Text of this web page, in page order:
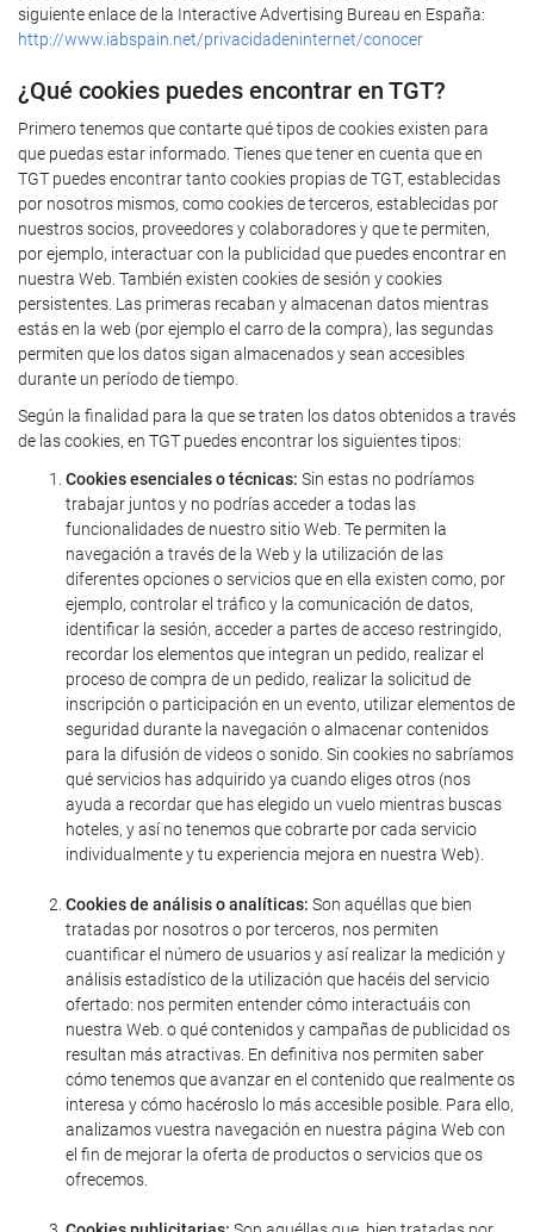
siguiente enlace de la Interactive Advertising Bureau en España:
http://www.iabspain.net/privacidadeninternet/conocer
¿Qué cookies puedes encontrar en TGT?
Primero tenemos que contarte qué tipos de cookies existen para
que puedas estar informado. Tienes que tener en cuenta que en
TGT puedes encontrar tanto cookies propias de TGT, establecidas
por nosotros mismos, como cookies de terceros, establecidas por
nuestros socios, proveedores y colaboradores y que te permiten,
por ejemplo, interactuar con la publicidad que puedes encontrar en
nuestra Web. También existen cookies de sesión y cookies
persistentes. Las primeras recaban y almacenan datos mientras
estás en la web (por ejemplo el carro de la compra), las segundas
permiten que los datos sigan almacenados y sean accesibles
durante un período de tiempo.
Según la finalidad para la que se traten los datos obtenidos a través
de las cookies, en TGT puedes encontrar los siguientes tipos:
Cookies esenciales o técnicas: Sin estas no podríamos
trabajar juntos y no podrías acceder a todas las
funcionalidades de nuestro sitio Web. Te permiten la
navegación a través de la Web y la utilización de las
diferentes opciones o servicios que en ella existen como, por
ejemplo, controlar el tráfico y la comunicación de datos,
identificar la sesión, acceder a partes de acceso restringido,
recordar los elementos que integran un pedido, realizar el
proceso de compra de un pedido, realizar la solicitud de
inscripción o participación en un evento, utilizar elementos de
seguridad durante la navegación o almacenar contenidos
para la difusión de videos o sonido. Sin cookies no sabríamos
qué servicios has adquirido ya cuando eliges otros (nos
ayuda a recordar que has elegido un vuelo mientras buscas
hoteles, y así no tenemos que cobrarte por cada servicio
individualmente y tu experiencia mejora en nuestra Web).
Cookies de análisis o analíticas: Son aquéllas que bien
tratadas por nosotros o por terceros, nos permiten
cuantificar el número de usuarios y así realizar la medición y
análisis estadístico de la utilización que hacéis del servicio
ofertado: nos permiten entender cómo interactuáis con
nuestra Web. o qué contenidos y campañas de publicidad os
resultan más atractivas. En definitiva nos permiten saber
cómo tenemos que avanzar en el contenido que realmente os
interesa y cómo hacéroslo lo más accesible posible. Para ello,
analizamos vuestra navegación en nuestra página Web con
el fin de mejorar la oferta de productos o servicios que os
ofrecemos.